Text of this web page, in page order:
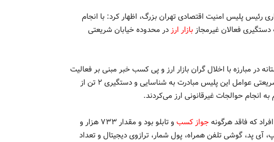
رئیس پلیس امنیت اقتصادی تهران بزرگ، اظهار کرد: با انجام
فعالان غیرمجاز بازار ارزدر محدوده خیابان شریعتی
در مبارزه با اخلال گران بازار ارز و پی کسب خبر مبنی بر فعالیت
غیر مجاز ارزی توسط افرادی در دفتری در خیابان شریعتی عوامل این پلیس مبادرت به شناسایی و دستگیری ۲ تن از
انجام حوالجات غیرقانونی ارز می‌کردند.
که فاقد هرگونه جواز کسب
و تابلو بود و مقدار ۷۳۳ هزار و
انواع سکه، لپ تاپ، آی پد، گوشی تلفن همراه، پول شمار، ترازوی دیجیتال و تعداد